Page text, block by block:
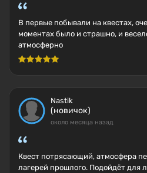
В первые побывали на квестах,
моментах было и страшно, и
атмосферно
Nastik
(новичок)
около месяца назад
Квест потрясающий, атмосфера
лагерей прошлого. Подойдëт для